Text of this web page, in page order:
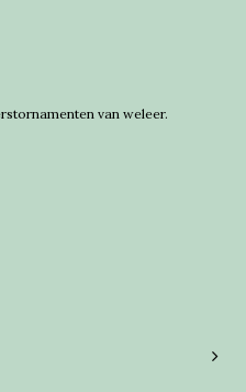
van weleer.